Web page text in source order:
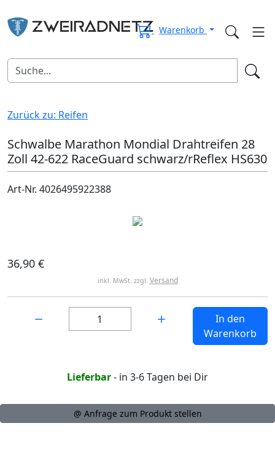
Warenkorb
Zurück zu: Reifen
Schwalbe Marathon Mondial Drahtreifen 28
Zoll 42-622 RaceGuard schwarz/rReflex HS630
Art-Nr. 4026495922388
36,90 €
inkl. MwSt. zzgl. Versand
In den
Warenkorb
Lieferbar- in 3-6 Tagen bei Dir
@ Anfrage zum Produkt stellen